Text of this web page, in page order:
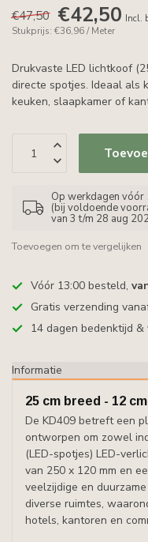
€47,50 €42,50 Incl.
Stukprijs: €36,96 / Meter
Drukvaste LED lichtkoof
directe spotjes. Ideaal als
keuken, slaapkamer of
Op werkdagen vóór
(bij voldoende
van 3 t/m 28 aug
Toevoegen om te vergelijken
Vóór 13:00 besteld,
Gratis verzending
14 dagen bedenktijd
Informatie
25 cm breed - 12
De KD409 betreft een
ontworpen om zowel
(LED-spotjes) LED-
van 250 x 120 mm en
veelzijdige en
diverse ruimtes,
hotels, kantoren en